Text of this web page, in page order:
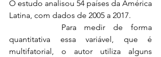
O estudo analisou 54 países da América
Latina, com dados de 2005 a 2017.
quantitativa essa variável, que é
multifatorial, o autor utiliza alguns